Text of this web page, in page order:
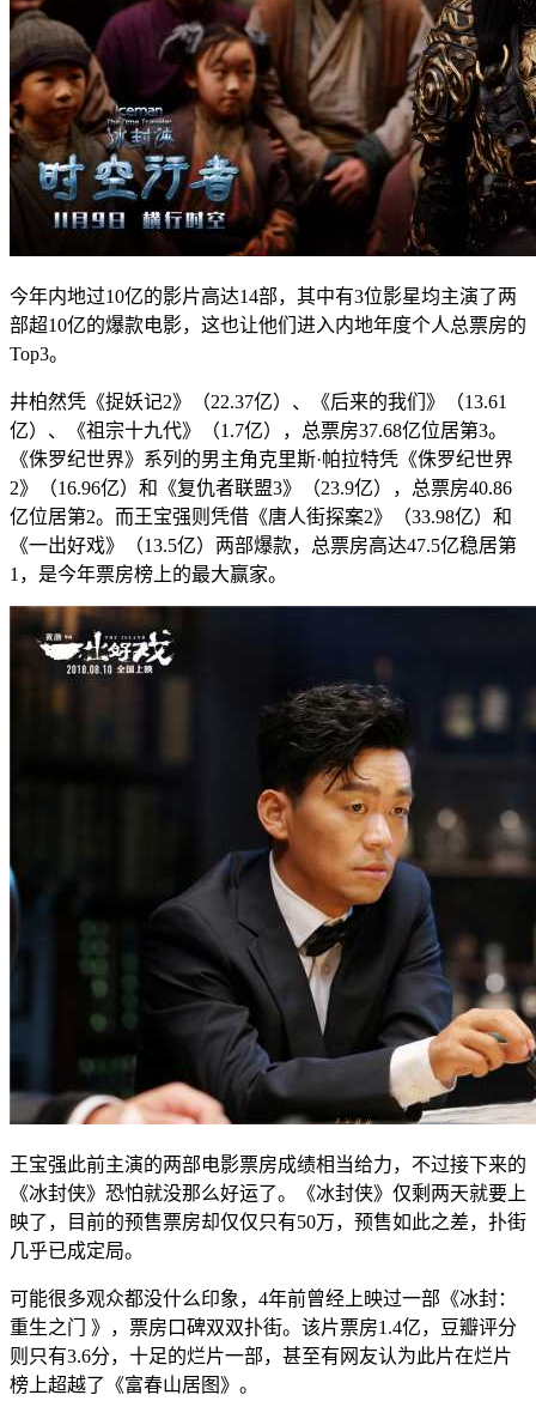
今年内地过10亿的影片高达14部，其中有3位影星均主演了两
部超10亿的爆款电影，这也让他们进入内地年度个人总票房的
Top3。
井柏然凭《捉妖记2》（22.37亿）、《后来的我们》（13.61
亿）、《祖宗十九代》（1.7亿），总票房37.68亿位居第3。
《侏罗纪世界》系列的男主角克里斯·帕拉特凭《侏罗纪世界
2》（16.96亿）和《复仇者联盟3》（23.9亿），总票房40.86
亿位居第2。而王宝强则凭借《唐人街探案2》（33.98亿）和
《一出好戏》（13.5亿）两部爆款，总票房高达47.5亿稳居第
1，是今年票房榜上的最大赢家。
王宝强此前主演的两部电影票房成绩相当给力，不过接下来的
《冰封侠》恐怕就没那么好运了。《冰封侠》仅剩两天就要上
映了，目前的预售票房却仅仅只有50万，预售如此之差，扑街
几乎已成定局。
可能很多观众都没什么印象，4年前曾经上映过一部《冰封：
重生之门 》，票房口碑双双扑街。该片票房1.4亿，豆瓣评分
则只有3.6分，十足的烂片一部，甚至有网友认为此片在烂片
榜上超越了《富春山居图》。